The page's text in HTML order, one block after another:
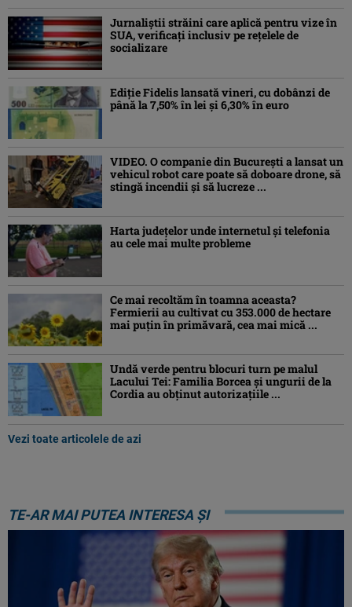
Jurnaliştii străini care aplică pentru vize în
SUA, verificați inclusiv pe rețelele de
socializare
Ediţie Fidelis lansată vineri, cu dobânzi de
până la 7,50% în lei şi 6,30% în euro
VIDEO. O companie din București a lansat un
vehicul robot care poate să doboare drone, să
stingă incendii și să lucreze ...
Harta județelor unde internetul și telefonia
au cele mai multe probleme
Ce mai recoltăm în toamna aceasta?
Fermierii au cultivat cu 353.000 de hectare
mai puțin în primăvară, cea mai mică ...
Undă verde pentru blocuri turn pe malul
Lacului Tei: Familia Borcea și ungurii de la
Cordia au obținut autorizațiile ...
Vezi toate articolele de azi
TE-AR MAI PUTEA INTERESA ȘI